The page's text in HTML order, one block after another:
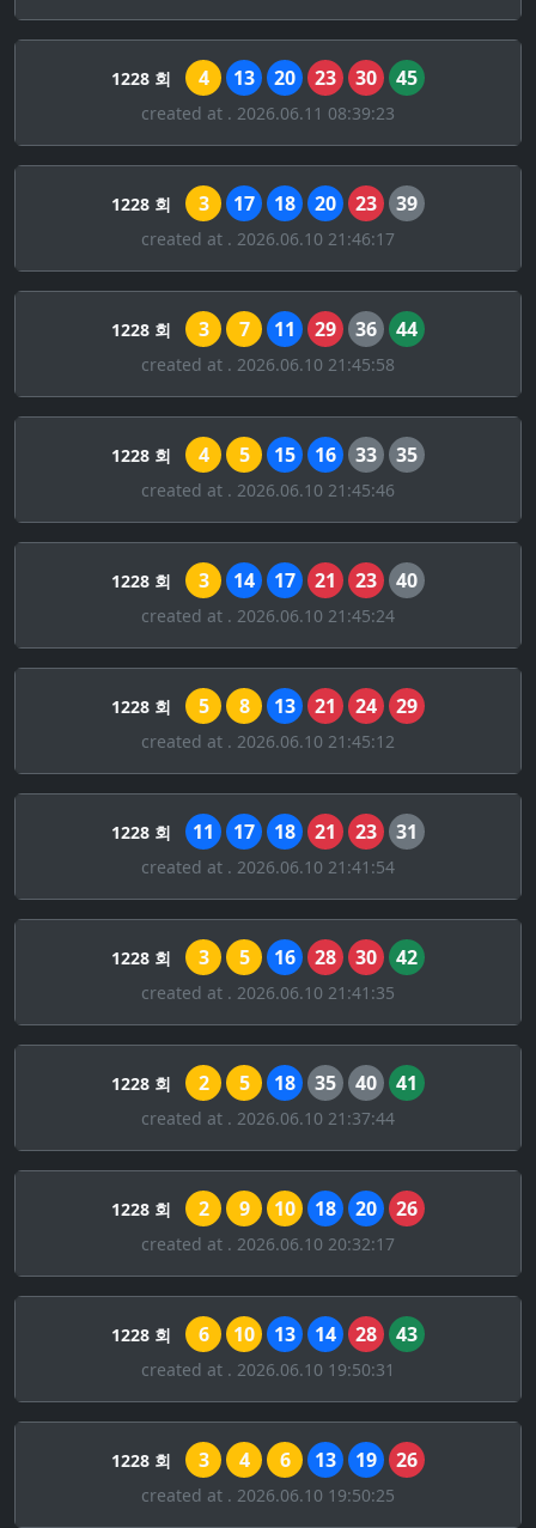
1228 회 4 13 20 23 30 45
created at . 2026.06.11 08:39:23
1228 회 3 17 18 20 23 39
created at . 2026.06.10 21:46:17
1228 회 3 7 11 29 36 44
created at . 2026.06.10 21:45:58
1228 회 4 5 15 16 33 35
created at . 2026.06.10 21:45:46
1228 회 3 14 17 21 23 40
created at . 2026.06.10 21:45:24
1228 회 5 8 13 21 24 29
created at . 2026.06.10 21:45:12
1228 회 11 17 18 21 23 31
created at . 2026.06.10 21:41:54
1228 회 3 5 16 28 30 42
created at . 2026.06.10 21:41:35
1228 회 2 5 18 35 40 41
created at . 2026.06.10 21:37:44
1228 회 2 9 10 18 20 26
created at . 2026.06.10 20:32:17
1228 회 6 10 13 14 28 43
created at . 2026.06.10 19:50:31
1228 회 3 4 6 13 19 26
created at . 2026.06.10 19:50:25